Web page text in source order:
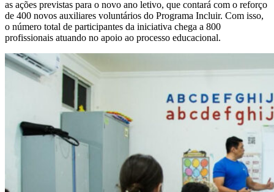
as ações previstas para o novo ano letivo, que contará com o reforço
de 400 novos auxiliares voluntários do Programa Incluir. Com isso,
o número total de participantes da iniciativa chega a 800
profissionais atuando no apoio ao processo educacional.